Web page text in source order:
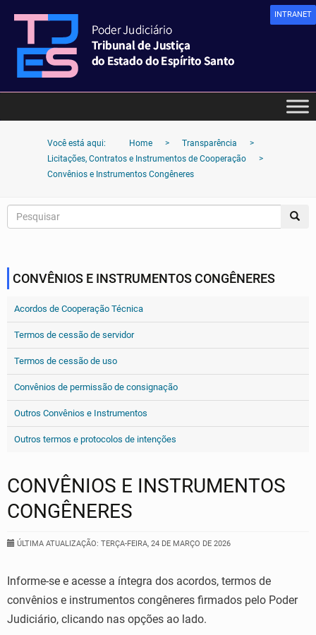
INTRANET
Você está aqui: Home > Transparência
>
Licitações, Contratos e Instrumentos de Cooperação
>
Convênios e Instrumentos Congêneres
CONVÊNIOS E INSTRUMENTOS CONGÊNERES
Acordos de Cooperação Técnica
Termos de cessão de servidor
Termos de cessão de uso
Convênios de permissão de consignação
Outros Convênios e Instrumentos
Outros termos e protocolos de intenções
CONVÊNIOS E INSTRUMENTOS
CONGÊNERES
ÚLTIMA ATUALIZAÇÃO: TERÇA-FEIRA, 24 DE MARÇO DE 2026
Informe-se e acesse a íntegra dos acordos, termos de
convênios e instrumentos congêneres firmados pelo Poder
Judiciário, clicando nas opções ao lado.